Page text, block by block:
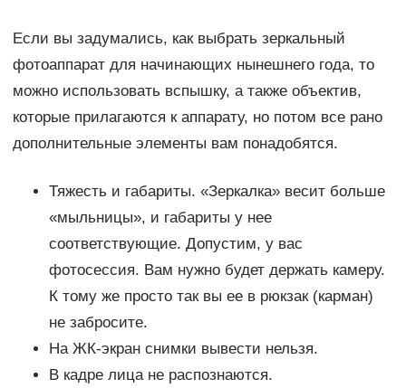
Если вы задумались, как выбрать зеркальный
фотоаппарат для начинающих нынешнего года, то
можно использовать вспышку, а также объектив,
которые прилагаются к аппарату, но потом все рано
дополнительные элементы вам понадобятся.
Тяжесть и габариты. «Зеркалка» весит больше
«мыльницы», и габариты у нее
соответствующие. Допустим, у вас
фотосессия. Вам нужно будет держать камеру.
К тому же просто так вы ее в рюкзак (карман)
не забросите.
На ЖК-экран снимки вывести нельзя.
В кадре лица не распознаются.